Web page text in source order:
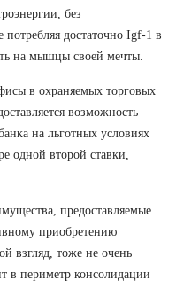
без
потребляя достаточно Igf-1 в
на мышцы своей мечты.
в охраняемых торговых
возможность
на льготных условиях
одной второй ставки,
предоставляемые
приобретению
взгляд, тоже не очень
в периметр консолидации